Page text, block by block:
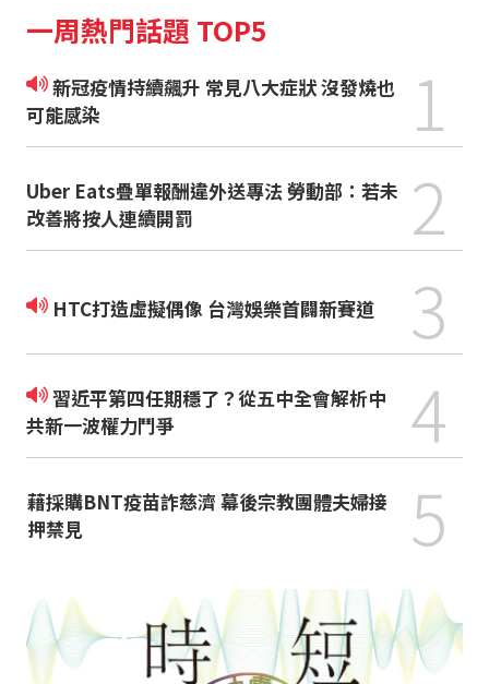
一周熱門話題 TOP5
新冠疫情持續飆升 常見八大症狀 沒發燒也
可能感染
1
Uber Eats疊單報酬違外送專法 勞動部：若未
改善將按人連續開罰
2
HTC打造虛擬偶像 台灣娛樂首闢新賽道 3
習近平第四任期穩了？從五中全會解析中
共新一波權力鬥爭
4
藉採購BNT疫苗詐慈濟 幕後宗教團體夫婦接
押禁見
5